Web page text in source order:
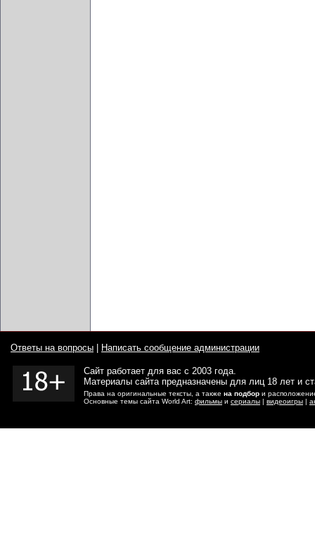
Ответы на вопросы Написать сообщение администрации
Сайт работает для вас с 2003 года.
Материалы сайта предназначены для лиц 18 лет и
Права на оригинальные тексты, а также на подбор и
Основные темы сайта World Art: фильмы и сериалы | видеоигры |